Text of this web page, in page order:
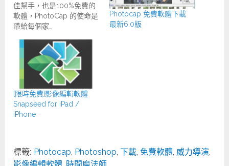
佳幫手，也是100%免費的
軟體，PhotoCap 的使命是
帶給每個家…
Photocap 免費軟體下載
最新6.0版
[限時免費]影像編輯軟體
Snapseed for iPad /
iPhone
標籤: Photocap Photoshop ,下載 免費軟體 威力導演